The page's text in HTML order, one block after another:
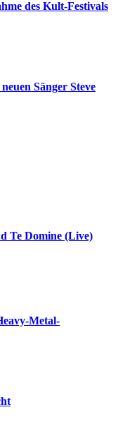
des Kult-Festivals
Sänger Steve
Te Domine (Live)
Metal-